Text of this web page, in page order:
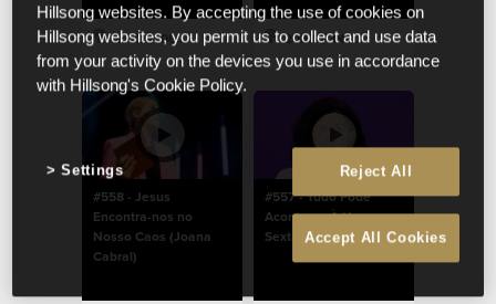
2023年 06月 28日 2023年 06月 28日
#558 - Jesus
Encontra-nos no
Nosso Caos (Joana
Cabral)
#557 - Tudo Pode
Acontecer À Hora
Sexta (Amélia Boto)
Hillsong websites. By accepting the use of cookies on
Hillsong websites, you permit us to collect and use data
from your activity on the devices you use in accordance
with Hillsong's Cookie Policy.
Reject All
Accept All Cookies
Settings